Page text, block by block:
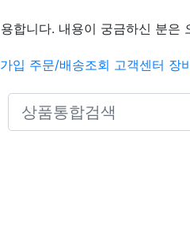
합니다. 내용이 궁금하신 분은
입 주문/배송조회 고객센터 장
Search icons